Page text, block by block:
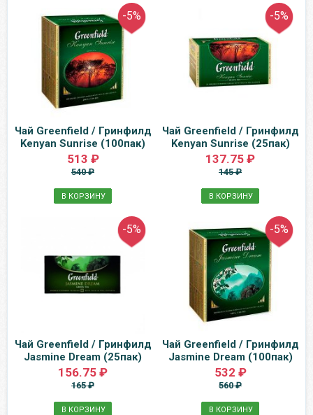
-5%
Чай Greenfield / Гринфилд
Kenyan Sunrise (100пак)
513 ₽
540 ₽
В КОРЗИНУ
-5%
Чай Greenfield / Гринфилд
Kenyan Sunrise (25пак)
137.75 ₽
145 ₽
В КОРЗИНУ
-5%
Чай Greenfield / Гринфилд
Jasmine Dream (25пак)
156.75 ₽
165 ₽
В КОРЗИНУ
-5%
Чай Greenfield / Гринфилд
Jasmine Dream (100пак)
532 ₽
560 ₽
В КОРЗИНУ